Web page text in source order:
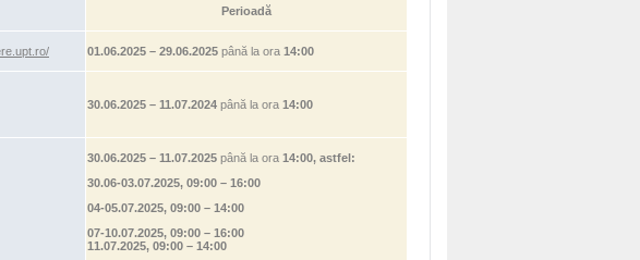
Perioadă
01.06.2025 – 29.06.2025 până la ora 14:00
30.06.2025 – 11.07.2024 până la ora 14:00
30.06.2025 – 11.07.2025 până la ora 14:00, astfel:
30.06-03.07.2025, 09:00 – 16:00
04-05.07.2025, 09:00 – 14:00
07-10.07.2025, 09:00 – 16:00
11.07.2025, 09:00 – 14:00